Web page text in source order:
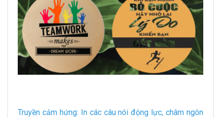
Truyền cảm hứng: In các câu nói động lực, châm ngôn